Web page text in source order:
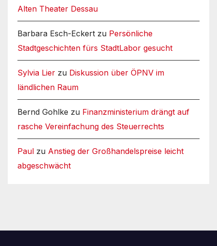
Alten Theater Dessau
Barbara Esch-Eckert zu Persönliche
Stadtgeschichten fürs StadtLabor gesucht
Sylvia Lier zu Diskussion über ÖPNV im
ländlichen Raum
Bernd Gohlke zu Finanzministerium drängt auf
rasche Vereinfachung des Steuerrechts
Paul zu Anstieg der Großhandelspreise leicht
abgeschwächt